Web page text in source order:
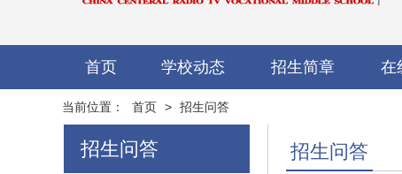
首页 学校动态 招生简章 在
当前位置： 首页 > 招生问答
招生问答 招生问答